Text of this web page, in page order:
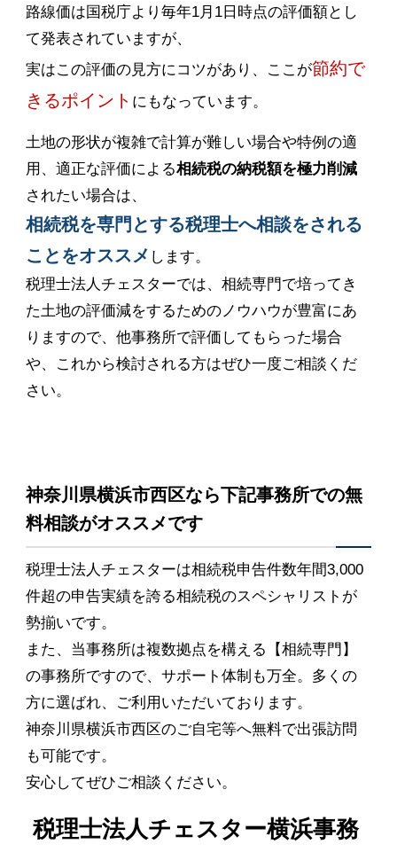
路線価は国税庁より毎年1月1日時点の評価額とし
て発表されていますが、
実はこの評価の見方にコツがあり、ここが節約で
きるポイント にもなっています。
土地の形状が複雑で計算が難しい場合や特例の適
用、適正な評価による相続税の納税額を極力削減
されたい場合は、
相続税を専門とする税理士へ相談をされる
ことをオススメ します。
税理士法人チェスターでは、相続専門で培ってき
た土地の評価減をするためのノウハウが豊富にあ
りますので、他事務所で評価してもらった場合
や、これから検討される方はぜひ一度ご相談くだ
さい。
神奈川県横浜市西区なら下記事務所での無
料相談がオススメです
税理士法人チェスターは相続税申告件数年間3,000
件超の申告実績を誇る相続税のスペシャリストが
勢揃いです。
また、当事務所は複数拠点を構える【相続専門】
の事務所ですので、サポート体制も万全。多くの
方に選ばれ、ご利用いただいております。
神奈川県横浜市西区のご自宅等へ無料で出張訪問
も可能です。
安心してぜひご相談ください。
税理士法人チェスター横浜事務